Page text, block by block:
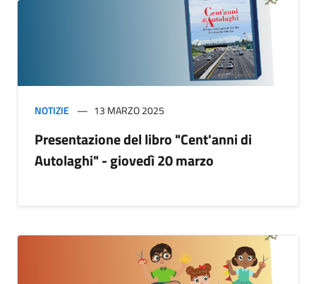
NOTIZIE 13 MARZO 2025
Presentazione del libro "Cent'anni di
Autolaghi" - giovedì 20 marzo